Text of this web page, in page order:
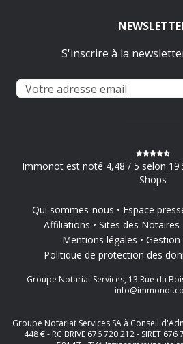
S'inscrire à la
Immonot est noté 4,48 / 5 selon 19
Shops
Qui sommes-nous Espace
Affiliations
Sites des Notaires
Mentions légales
Gestion
Politique de protection des
Groupe Notariat Services, 13 Rue du
Groupe Notariat Services SA à Conseil
448 € - RC BRIVE 676 720 212 - SIRET